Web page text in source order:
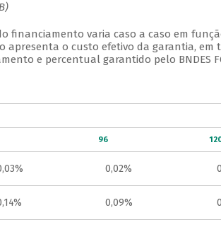
financiamento varia caso a caso em
o custo efetivo da garantia, em
e percentual garantido pelo BNDES
96
0,02%
0,09%